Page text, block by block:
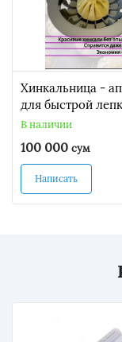
Хинкальница -
для быстрой
хинкали.
В наличии
100 000 сум
Написать